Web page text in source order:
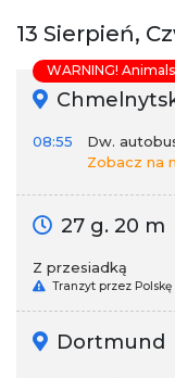
13 Sierpień,
08:55
Dw.
Zobacz na
27 g. 20 m
Z przesiadką
Tranzyt przez Polskę
Dortmund
WARNING!